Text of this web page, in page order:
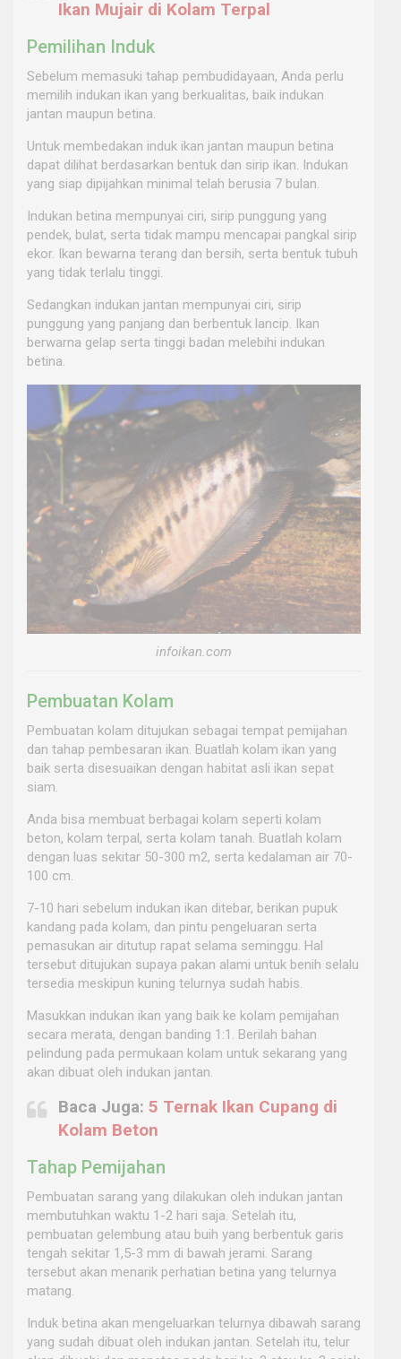
Ikan Mujair di Kolam Terpal
Pemilihan Induk
Sebelum memasuki tahap pembudidayaan, Anda perlu
memilih indukan ikan yang berkualitas, baik indukan
jantan maupun betina.
Untuk membedakan induk ikan jantan maupun betina
dapat dilihat berdasarkan bentuk dan sirip ikan. Indukan
yang siap dipijahkan minimal telah berusia 7 bulan.
Indukan betina mempunyai ciri, sirip punggung yang
pendek, bulat, serta tidak mampu mencapai pangkal sirip
ekor. Ikan bewarna terang dan bersih, serta bentuk tubuh
yang tidak terlalu tinggi.
Sedangkan indukan jantan mempunyai ciri, sirip
punggung yang panjang dan berbentuk lancip. Ikan
berwarna gelap serta tinggi badan melebihi indukan
betina.
infoikan.com
Pembuatan Kolam
Pembuatan kolam ditujukan sebagai tempat pemijahan
dan tahap pembesaran ikan. Buatlah kolam ikan yang
baik serta disesuaikan dengan habitat asli ikan sepat
siam.
Anda bisa membuat berbagai kolam seperti kolam
beton, kolam terpal, serta kolam tanah. Buatlah kolam
dengan luas sekitar 50-300 m2, serta kedalaman air 70-
100 cm.
7-10 hari sebelum indukan ikan ditebar, berikan pupuk
kandang pada kolam, dan pintu pengeluaran serta
pemasukan air ditutup rapat selama seminggu. Hal
tersebut ditujukan supaya pakan alami untuk benih selalu
tersedia meskipun kuning telurnya sudah habis.
Masukkan indukan ikan yang baik ke kolam pemijahan
secara merata, dengan banding 1:1. Berilah bahan
pelindung pada permukaan kolam untuk sekarang yang
akan dibuat oleh indukan jantan.
Baca Juga: 5 Ternak Ikan Cupang di
Kolam Beton
Tahap Pemijahan
Pembuatan sarang yang dilakukan oleh indukan jantan
membutuhkan waktu 1-2 hari saja. Setelah itu,
pembuatan gelembung atau buih yang berbentuk garis
tengah sekitar 1,5-3 mm di bawah jerami. Sarang
tersebut akan menarik perhatian betina yang telurnya
matang.
Induk betina akan mengeluarkan telurnya dibawah sarang
yang sudah dibuat oleh indukan jantan. Setelah itu, telur